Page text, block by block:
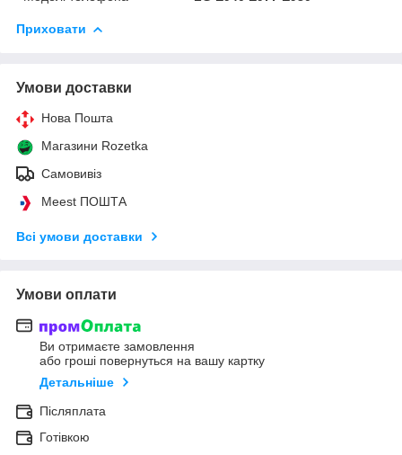
Приховати
Умови доставки
Нова Пошта
Магазини Rozetka
Самовивіз
Meest ПОШТА
Всі умови доставки
Умови оплати
Ви отримаєте замовлення
або гроші повернуться на вашу картку
Детальніше
Післяплата
Готівкою